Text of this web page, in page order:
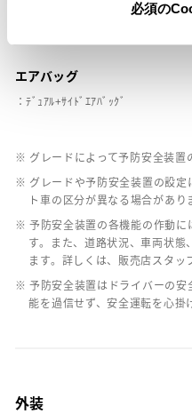
必須の
エアバッグ
：ﾃﾞｭｱﾙ+ｻｲﾄﾞｴｱﾊﾞｯｸﾞ
※ グレードによって予防安全装置
※ グレードや予防安全装置の設定
ト車の区分が異なる場合があり
※ 予防安全装置の各機能の作動に
す。また、道路状況、車両状態
ます。詳しくは、販売店スタッ
※ 予防安全装置はドライバーの安
能を過信せず、安全運転を心掛
外装